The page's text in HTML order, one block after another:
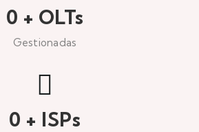
0 + OLTs
Gestionadas
0 + ISPs